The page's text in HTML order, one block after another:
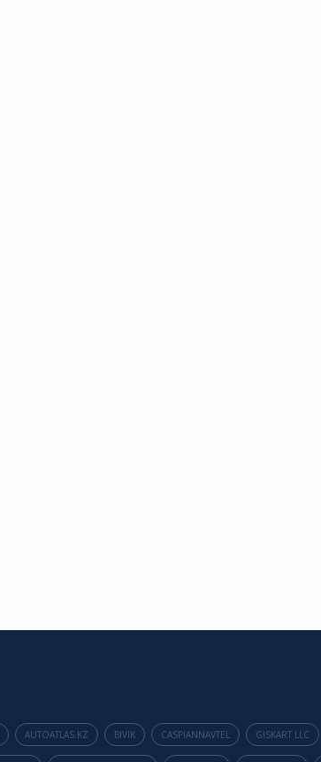
AUTOATLAS.KZ BIVIK CASPIANNAVTEL GISKART LLC